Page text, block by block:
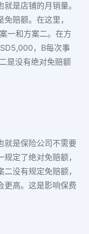
是店铺的月销量。
赔额。在这里，
一和方案二。在方
，B每次事
是没有绝对免赔额
就是保险公司不需要
定了绝对免赔额，
没有规定免赔额，
更高。这是影响保费